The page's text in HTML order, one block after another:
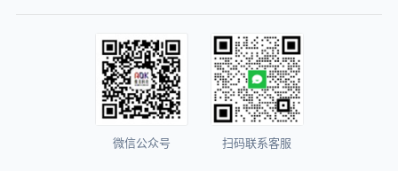
微信公众号 扫码联系客服